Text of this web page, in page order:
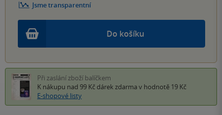
Do košíku
Jsme transparentní
Při zaslání zboží balíčkem
K nákupu nad 99 Kč dárek zdarma v hodnotě 19 Kč
E-shopové listy